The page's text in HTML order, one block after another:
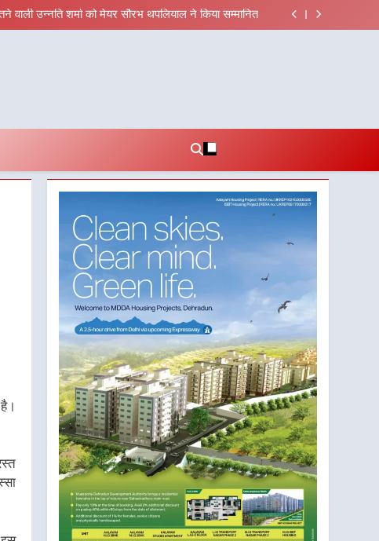
अधिक लोग बने इस अभियान का हिस्सा
उन्नति शर्मा को मेयर सौरभ थपलियाल ने किया सम्मानित
तकनीकी शिक्षा विभाग प्रदेशभर में आयोजित करेगा रोजगार मेले
उन्नति शर्मा को मेयर सौरभ थपलियाल ने किया सम्मानित